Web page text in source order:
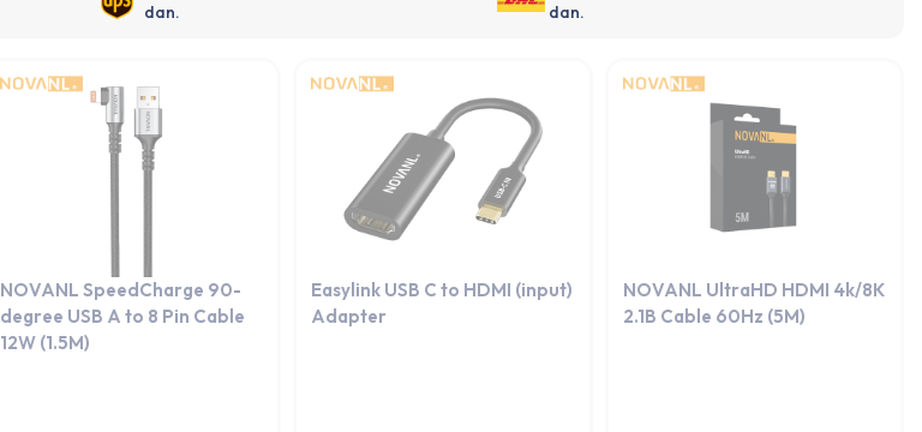
dan.
dan.
NOVANL SpeedCharge 90-
degree USB A to 8 Pin Cable
12W (1.5M)
Easylink USB C to HDMI (input)
Adapter
NOVANL UltraHD HDMI 4k/8K
2.1B Cable 60Hz (5M)